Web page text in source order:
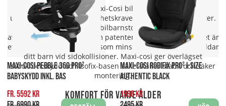
Känn dig trygg med Maxi-Cosi bilbarnstolar, som alltid
uppfyller de senaste säkerhetskraven genom rigorösa tester.
Säkerheten i Maxi-Cosi bilbarnstolar är utrustade med
avancerade teknologier som patenterad G-CELL teknik vilket är
ett inbyggt sidokrockskydd som minskar krafterna och skyddar
ditt barn vid sidokollisioner. Maxi-cosi ger överlägset
sidokrockskydd och Isofix-basen säkerställer stabil och säker
montering.
Komfort för varje ålder
MAXI-COSI PEBBLE 360 PRO²
BABYSKYDD INKL. BAS
fr. 5592 kr
MAXI-COSI RODIFIX PRO² I-SIZE
AUTHENTIC BLACK
1996 kr